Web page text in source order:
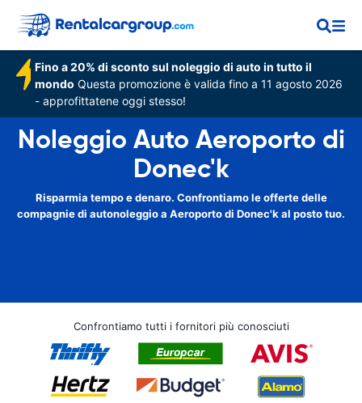
Fino a 20% di sconto sul noleggio di auto in tutto il
mondo Questa promozione è valida fino a 11 agosto 2026
- approfittatene oggi stesso!
Noleggio Auto Aeroporto di
Donec'k
Risparmia tempo e denaro. Confrontiamo le offerte delle
compagnie di autonoleggio a Aeroporto di Donec'k al posto tuo.
Confrontiamo tutti i fornitori più conosciuti